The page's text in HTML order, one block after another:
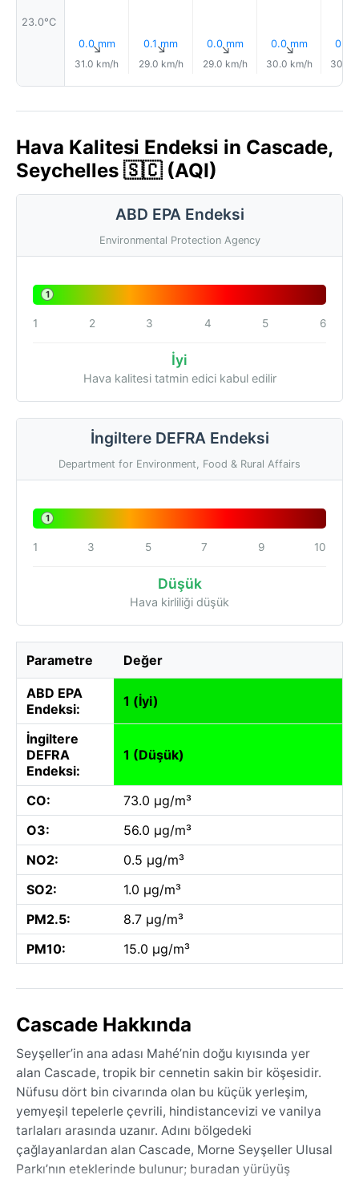
23.0°C
0.0 mm
↑
31.0 km/h
0.1 mm
↑
29.0 km/h
0.0 mm
↑
29.0 km/h
0.0 mm
↑
30.0 km/h
0.0
30.0
Hava Kalitesi Endeksi in Cascade,
Seychelles 🇸🇨 (AQI)
ABD EPA Endeksi
Environmental Protection Agency
1
1 2 3 4 5 6
İyi
Hava kalitesi tatmin edici kabul edilir
İngiltere DEFRA Endeksi
Department for Environment, Food & Rural Affairs
1
1 3 5 7 9 10
Düşük
Hava kirliliği düşük
Parametre Değer
ABD EPA
Endeksi:
1 (İyi)
İngiltere
DEFRA
Endeksi:
1 (Düşük)
CO:
73.0 µg/m³
O3:
56.0 µg/m³
NO2:
0.5 µg/m³
SO2:
1.0 µg/m³
PM2.5:
8.7 µg/m³
PM10:
15.0 µg/m³
Cascade Hakkında
Seyşeller’in ana adası Mahé’nin doğu kıyısında yer
alan Cascade, tropik bir cennetin sakin bir köşesidir.
Nüfusu dört bin civarında olan bu küçük yerleşim,
yemyeşil tepelerle çevrili, hindistancevizi ve vanilya
tarlaları arasında uzanır. Adını bölgedeki
çağlayanlardan alan Cascade, Morne Seyşeller Ulusal
Parkı’nın eteklerinde bulunur; buradan yürüyüş